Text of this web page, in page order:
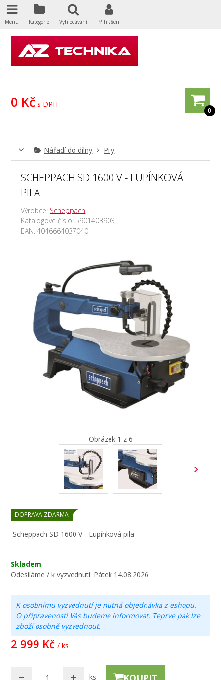
0
0 Kč s DPH
Nářadí do dílny Pily
SCHEPPACH SD 1600 V - LUPÍNKOVÁ
PILA
Výrobce: Scheppach
Katalogové číslo: 5901403903
EAN:4046664037040
Obrázek 1 z 6
DOPRAVA ZDARMA
Scheppach SD 1600 V - Lupínková pila
Skladem
Odesíláme / k vyzvednutí: Pátek 14.08.2026
K osobnímu vyzvednutí je nutná objednávka z eshopu.
O připravenosti Vás budeme informovat. Teprve pak lze
zboží osobně vyzvednout.
2 999 Kč / ks
ks KOUPIT
Menu Kategorie Vyhledávání Přihlášení